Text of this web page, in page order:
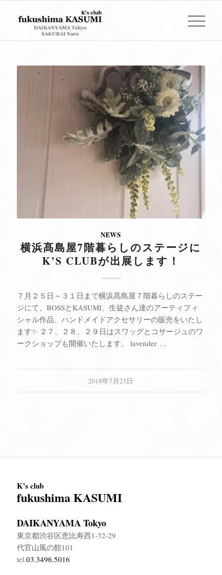
NEWS
横浜髙島屋7階暮らしのステージに
K’S CLUBが出展します！
７月２５日～３１日まで横浜髙島屋７階暮らしのステー
ジにて、BOSSとKASUMI、生徒さん達のアーティフィ
シャル作品、ハンドメイドアクセサリーの販売をいたし
ます✨ ２７、２８、２９日はスワッグとコサージュのワ
ークショップも開催いたします。 lavender …
2018年7月23日
K’s club
fukushima KASUMI
DAIKANYAMA Tokyo
東京都渋谷区恵比寿西1-32-29
代官山風の館101
tel.03.3496.5016